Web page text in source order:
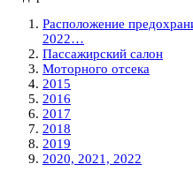
Расположение
2022…
Пассажирский салон
Моторного отсека
2015
2016
2017
2018
2019
2020, 2021, 2022